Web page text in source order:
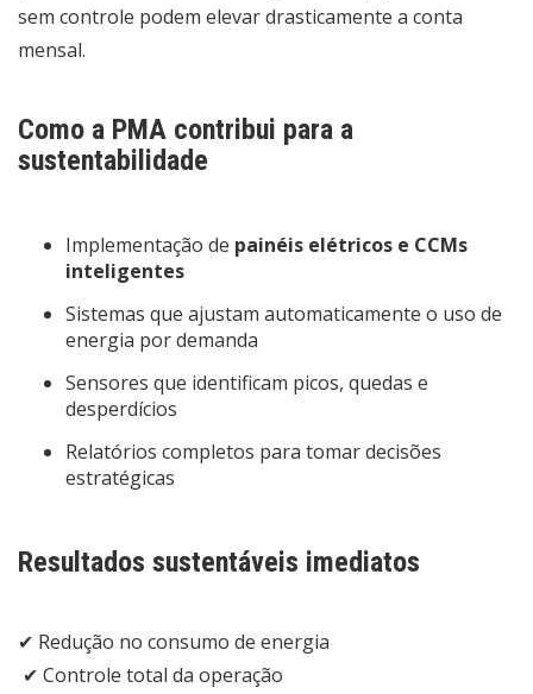
sem controle podem elevar drasticamente a conta
mensal.
Como a PMA contribui para a
sustentabilidade
Implementação de painéis elétricos e CCMs
inteligentes
Sistemas que ajustam automaticamente o uso de
energia por demanda
Sensores que identificam picos, quedas e
desperdícios
Relatórios completos para tomar decisões
estratégicas
Resultados sustentáveis imediatos
✔ Redução no consumo de energia
✔ Controle total da operação